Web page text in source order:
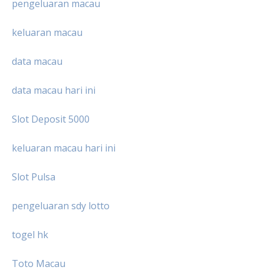
pengeluaran macau
keluaran macau
data macau
data macau hari ini
Slot Deposit 5000
keluaran macau hari ini
Slot Pulsa
pengeluaran sdy lotto
togel hk
Toto Macau